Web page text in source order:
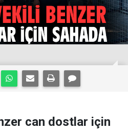
can dostlar için